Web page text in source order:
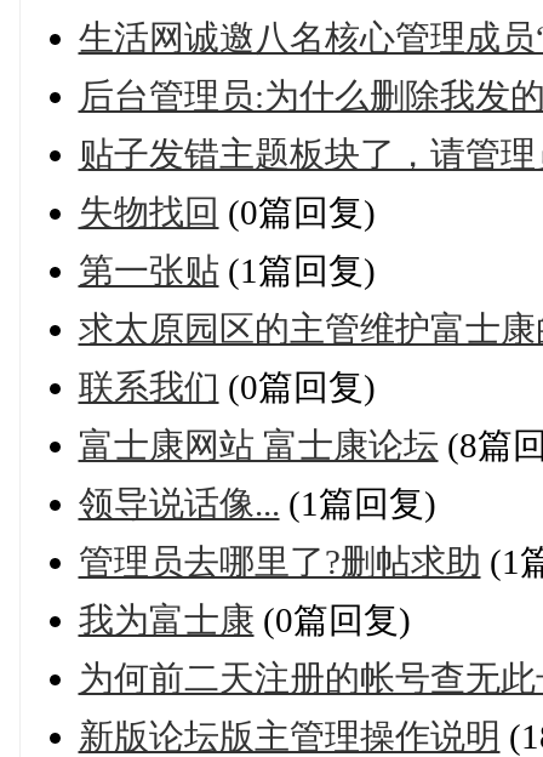
生活网诚邀八名核心管理成员
后台管理员:为什么删除我发
贴子发错主题板块了，请管
失物找回 (0篇回复)
第一张贴 (1篇回复)
求太原园区的主管维护富士
联系我们 (0篇回复)
富士康网站 富士康论坛 (8篇
领导说话像... (1篇回复)
管理员去哪里了?删帖求助 (1
我为富士康 (0篇回复)
为何前二天注册的帐号查无此
新版论坛版主管理操作说明